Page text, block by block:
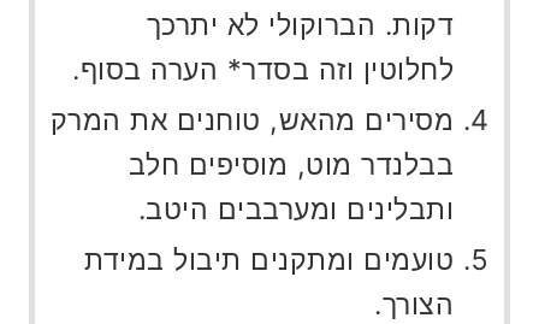
דקות. הברוקולי לא יתרכך
לחלוטין וזה בסדר* הערה בסוף.
מסירים מהאש, טוחנים את המרק
בבלנדר מוט, מוסיפים חלב
ותבלינים ומערבבים היטב.
טועמים ומתקנים תיבול במידת
הצורך.